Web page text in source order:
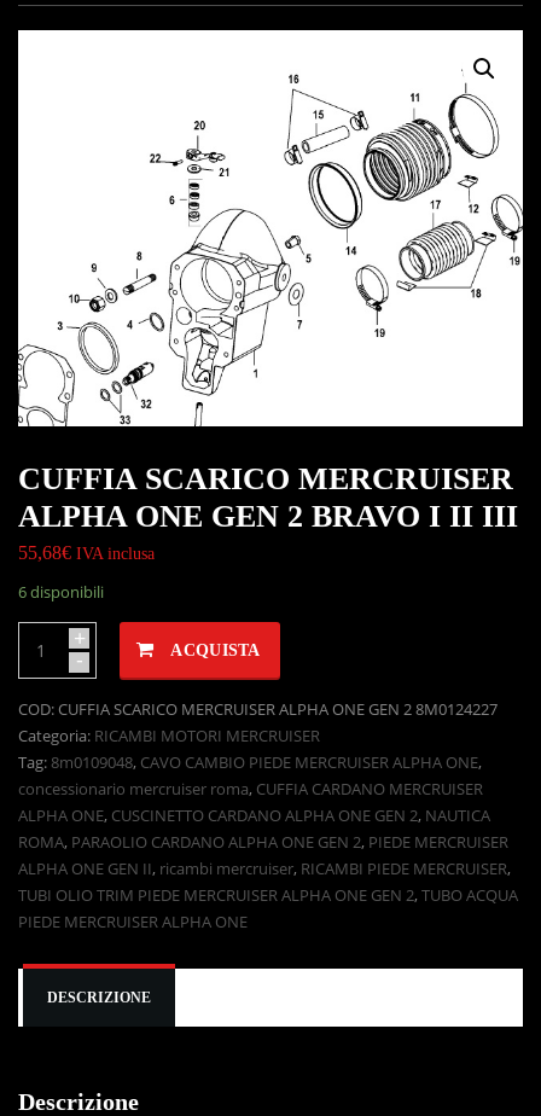
CUFFIA SCARICO MERCRUISER
ALPHA ONE GEN 2 BRAVO I II III
55,68€ IVA inclusa
6 disponibili
+
- ACQUISTA
COD:CUFFIA SCARICO MERCRUISER ALPHA ONE GEN 2 8M0124227
Categoria: RICAMBI MOTORI MERCRUISER
Tag:8m0109048, CAVO CAMBIO PIEDE MERCRUISER ALPHA ONE,
concessionario mercruiser roma, CUFFIA CARDANO MERCRUISER
ALPHA ONE, CUSCINETTO CARDANO ALPHA ONE GEN 2, NAUTICA
ROMA, PARAOLIO CARDANO ALPHA ONE GEN 2, PIEDE MERCRUISER
ALPHA ONE GEN II, ricambi mercruiser, RICAMBI PIEDE MERCRUISER,
TUBI OLIO TRIM PIEDE MERCRUISER ALPHA ONE GEN 2,TUBO ACQUA
PIEDE MERCRUISER ALPHA ONE
DESCRIZIONE
Descrizione